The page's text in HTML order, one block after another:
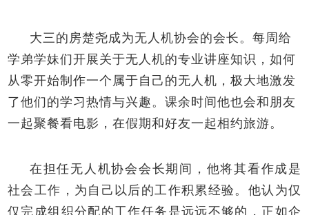
大三的房楚尧成为无人机协会的会长。每周给
学弟学妹们开展关于无人机的专业讲座知识，如何
从零开始制作一个属于自己的无人机，极大地激发
了他们的学习热情与兴趣。课余时间他也会和朋友
一起聚餐看电影，在假期和好友一起相约旅游。
在担任无人机协会会长期间，他将其看作成是
社会工作，为自己以后的工作积累经验。他认为仅
仅完成组织分配的工作任务是远远不够的，正如企